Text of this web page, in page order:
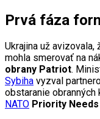
Prvá fáza
Ukrajina už
mohla smerovať na
obrany Patriot.
Sybiha vyzval
obstaranie
NATO Priority